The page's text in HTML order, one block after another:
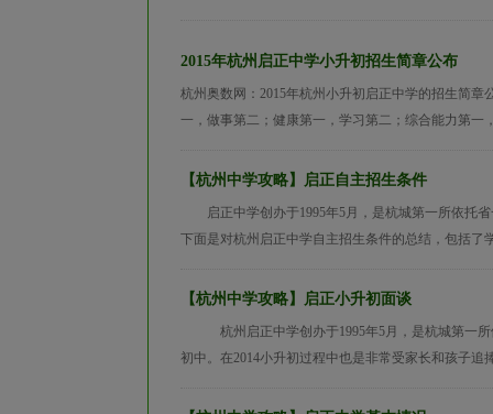
2015年杭州启正中学小升初招生简章公布
杭州奥数网：2015年杭州小升初启正中学的招生简
一，做事第二；健康第一，学习第二；综合能力第一
【杭州中学攻略】启正自主招生条件
启正中学创办于1995年5月，是杭城第一所依托省
下面是对杭州启正中学自主招生条件的总结，包括了
【杭州中学攻略】启正小升初面谈
杭州启正中学创办于1995年5月，是杭城第一所
初中。在2014小升初过程中也是非常受家长和孩子追